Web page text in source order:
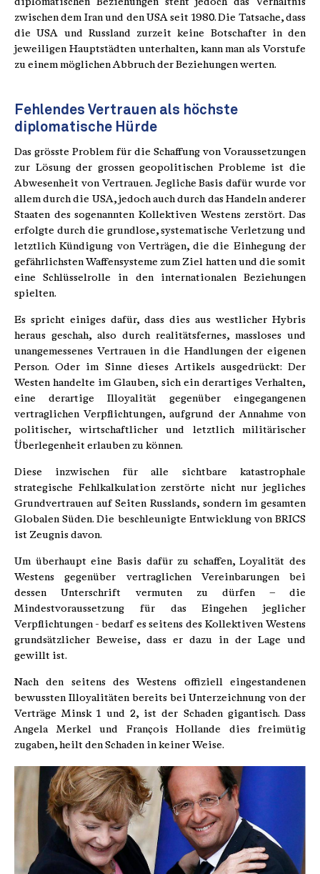
zwischen dem Iran und den USA seit 1980. Die Tatsache, dass
die USA und Russland zurzeit keine Botschafter in den
jeweiligen Hauptstädten unterhalten, kann man als Vorstufe
zu einem möglichen Abbruch der Beziehungen werten.
Fehlendes Vertrauen als höchste
diplomatische Hürde
Das grösste Problem für die Schaffung von Voraussetzungen
zur Lösung der grossen geopolitischen Probleme ist die
Abwesenheit von Vertrauen. Jegliche Basis dafür wurde vor
allem durch die USA, jedoch auch durch das Handeln anderer
Staaten des sogenannten Kollektiven Westens zerstört. Das
erfolgte durch die grundlose, systematische Verletzung und
letztlich Kündigung von Verträgen, die die Einhegung der
gefährlichsten Waffensysteme zum Ziel hatten und die somit
eine Schlüsselrolle in den internationalen Beziehungen
spielten.
Es spricht einiges dafür, dass dies aus westlicher Hybris
heraus geschah, also durch realitätsfernes, massloses und
unangemessenes Vertrauen in die Handlungen der eigenen
Person. Oder im Sinne dieses Artikels ausgedrückt: Der
Westen handelte im Glauben, sich ein derartiges Verhalten,
eine derartige Illoyalität gegenüber eingegangenen
vertraglichen Verpflichtungen, aufgrund der Annahme von
politischer, wirtschaftlicher und letztlich militärischer
Überlegenheit erlauben zu können.
Diese inzwischen für alle sichtbare katastrophale
strategische Fehlkalkulation zerstörte nicht nur jegliches
Grundvertrauen auf Seiten Russlands, sondern im gesamten
Globalen Süden. Die beschleunigte Entwicklung von BRICS
ist Zeugnis davon.
Um überhaupt eine Basis dafür zu schaffen, Loyalität des
Westens gegenüber vertraglichen Vereinbarungen bei
dessen Unterschrift vermuten zu dürfen – die
Mindestvoraussetzung für das Eingehen jeglicher
Verpflichtungen - bedarf es seitens des Kollektiven Westens
grundsätzlicher Beweise, dass er dazu in der Lage und
gewillt ist.
Nach den seitens des Westens offiziell eingestandenen
bewussten Illoyalitäten bereits bei Unterzeichnung von der
Verträge Minsk 1 und 2, ist der Schaden gigantisch. Dass
Angela Merkel und François Hollande dies freimütig
zugaben, heilt den Schaden in keiner Weise.